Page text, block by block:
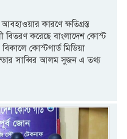
কারণে ক্ষতিগ্রস্ত
বিতরণ করেছে বাংলাদেশ কোস্ট
কোস্টগার্ড মিডিয়া
সাব্বির আলম সুজন এ তথ্য